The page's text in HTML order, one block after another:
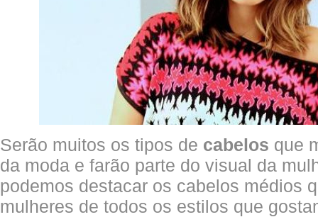
Serão muitos os tipos de cabelos que
da moda e farão parte do visual da
podemos destacar os cabelos médios
mulheres de todos os estilos que